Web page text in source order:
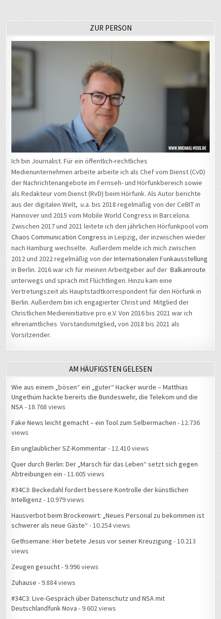
ZUR PERSON
Ich bin Journalist. Für ein öffentlich-rechtliches
Medienunternehmen arbeite arbeite ich als Chef vom Dienst (CvD)
der Nachrichtenangebote im Fernseh- und Hörfunkbereich sowie
als Redakteur vom Dienst (RvD) beim Hörfunk. Als Autor berichte
aus der digitalen Welt, u.a. bis 2018 regelmäßig von der CeBIT in
Hannover und 2015 vom Mobile World Congress in Barcelona.
Zwischen 2017 und 2021 leitete ich den jährlichen Hörfunkpool vom
Chaos Communication Congress in Leipzig, der inzwischen wieder
nach Hamburg wechselte. Außerdem melde ich mich zwischen
2012 und 2022 regelmäßig von derInternationalen Funkausstellung
in Berlin. 2016 war ich für meinen Arbeitgeber auf derBalkanroute
unterwegs und sprach mit Flüchtlingen. Hinzu kam eine
Vertretungszeit als Hauptstadtkorrespondent für den Hörfunk in
Berlin. Außerdem bin ich engagierter Christ und Mitglied der
Christlichen Medieninitiative pro e.V. Von 2016 bis 2021 war ich
ehrenamtliches Vorstandsmitglied, von 2018 bis 2021 als
Vorsitzender.
AM HÄUFIGSTEN GELESEN
Wie aus einem „bösen“ ein „guter“ Hacker wurde – Matthias
Ungethüm hackte bereits die Bundeswehr, die Telekom und die
NSA- 18.768 views
Fake News leicht gemacht – ein Tool zum Selbermachen - 12.736
views
Ein unglaublicher SZ-Kommentar- 12.410 views
Quer durch Berlin: Der „Marsch für das Leben“ setzt sich gegen
Abtreibungen ein - 11.605 views
#34C3: Beckedahl fordert bessere Kontrolle der künstlichen
Intelligenz - 10.979 views
Hausverbot beim Brockenwirt: „Neues Personal zu bekommen ist
schwerer als neue Gäste“ - 10.254 views
Gethsemane: Hier betete Jesus vor seiner Kreuzigung - 10.213
views
Zeugen gesucht- 9.996 views
Zuhause - 9.884 views
#34C3: Live-Gespräch über Datenschutz und NSA mit
Deutschlandfunk Nova - 9.602 views